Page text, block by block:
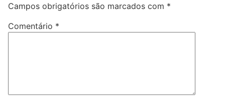
Campos obrigatórios são marcados com *
Comentário *